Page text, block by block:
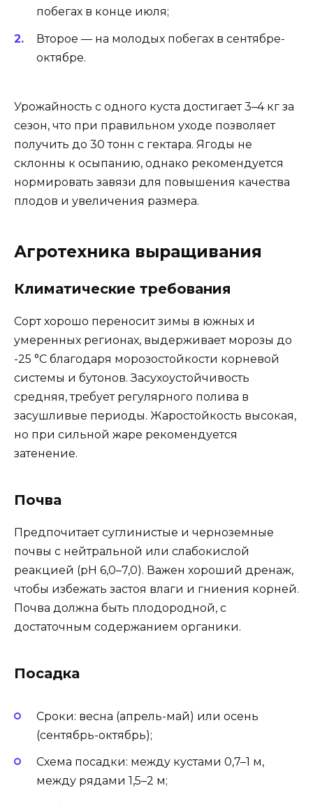
побегах в конце июля;
Второе — на молодых побегах в сентябре-
октябре.
Урожайность с одного куста достигает 3–4 кг за
сезон, что при правильном уходе позволяет
получить до 30 тонн с гектара. Ягоды не
склонны к осыпанию, однако рекомендуется
нормировать завязи для повышения качества
плодов и увеличения размера.
Агротехника выращивания
Климатические требования
Сорт хорошо переносит зимы в южных и
умеренных регионах, выдерживает морозы до
-25 °C благодаря морозостойкости корневой
системы и бутонов. Засухоустойчивость
средняя, требует регулярного полива в
засушливые периоды. Жаростойкость высокая,
но при сильной жаре рекомендуется
затенение.
Почва
Предпочитает суглинистые и черноземные
почвы с нейтральной или слабокислой
реакцией (pH 6,0–7,0). Важен хороший дренаж,
чтобы избежать застоя влаги и гниения корней.
Почва должна быть плодородной, с
достаточным содержанием органики.
Посадка
Сроки: весна (апрель-май) или осень
(сентябрь-октябрь);
Схема посадки: между кустами 0,7–1 м,
между рядами 1,5–2 м;